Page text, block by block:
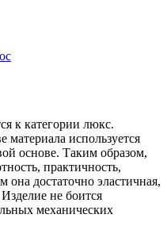
к категории люкс.
материала используется
основе. Таким образом,
практичность,
она достаточно эластичная,
не боится
механических